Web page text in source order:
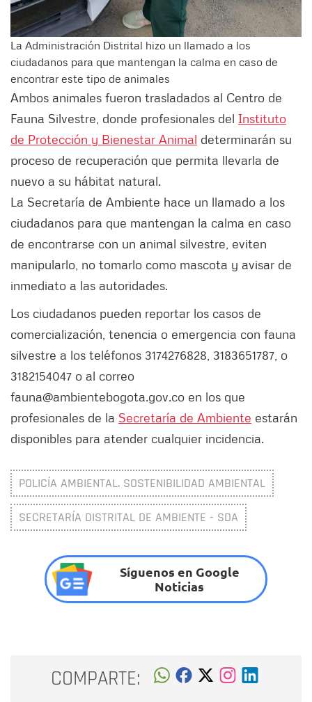
La Administración Distrital hizo un llamado a los
ciudadanos para que mantengan la calma en caso de
encontrar este tipo de animales
Ambos animales fueron trasladados al Centro de
Fauna Silvestre, donde profesionales del Instituto
de Protección y Bienestar Animal determinarán su
proceso de recuperación que permita llevarla de
nuevo a su hábitat natural.
La Secretaría de Ambiente hace un llamado a los
ciudadanos para que mantengan la calma en caso
de encontrarse con un animal silvestre, eviten
manipularlo, no tomarlo como mascota y avisar de
inmediato a las autoridades.
Los ciudadanos pueden reportar los casos de
comercialización, tenencia o emergencia con fauna
silvestre a los teléfonos 3174276828, 3183651787, o
3182154047 o al correo
fauna@ambientebogota.gov.co en los que
profesionales de la Secretaría de Ambiente estarán
disponibles para atender cualquier incidencia.
POLICÍA AMBIENTAL. SOSTENIBILIDAD AMBIENTAL
SECRETARÍA DISTRITAL DE AMBIENTE - SDA
Síguenos en Google
Noticias
COMPARTE: